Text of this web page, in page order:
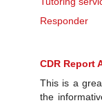
Responder
CDR Report
This is a
the